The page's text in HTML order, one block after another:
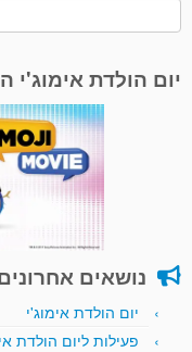
יום הולדת אימוג'י
נושאים
יום הולדת אימוג'י
פעילות ליום הולדת